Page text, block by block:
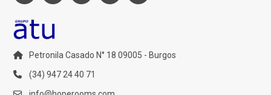
Petronila Casado N° 18 09005 - Burgos
(34) 947 24 40 71